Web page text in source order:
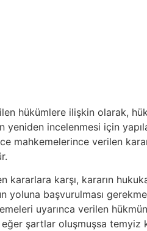
hükümlere ilişkin olarak,
yeniden incelenmesi için
mahkemelerince verilen
karşı, kararın
başvurulması
uyarınca verilen hükmün
şartlar oluşmuşsa temyiz